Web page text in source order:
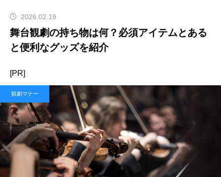
2026.02.19
舞台観劇の持ち物は何？必須アイテムとある
と便利なグッズを紹介
[PR]
観劇マナー